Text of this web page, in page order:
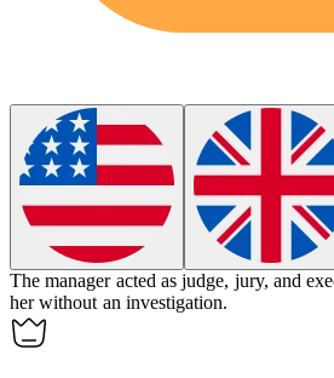
The manager acted as judge, jury, and
her without an investigation.